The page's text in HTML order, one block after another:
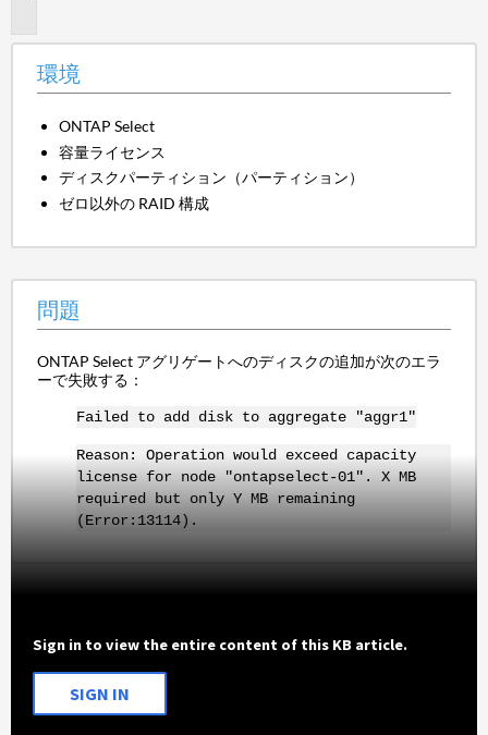
環境
ONTAP Select
容量ライセンス
ディスクパーティション（パーティション）
ゼロ以外の RAID 構成
問題
ONTAP Select アグリゲートへのディスクの追加が次のエラ
ーで失敗する：
Failed to add disk to aggregate "aggr1"
Reason: Operation would exceed capacity
license for node "ontapselect-01". X MB
required but only Y MB remaining
(Error:13114).
Sign in to view the entire content of this KB article.
SIGN IN